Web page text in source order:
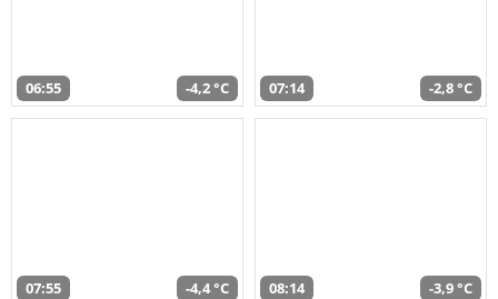
06:55 -4,2 °C 07:14 -2,8 °C
07:55 -4,4 °C 08:14 -3,9 °C